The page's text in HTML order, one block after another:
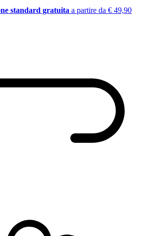
standard gratuita a partire da € 49,90